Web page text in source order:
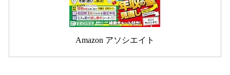
Amazon アソシエイト